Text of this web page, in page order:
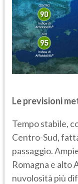
Le previsioni
Tempo stabile,
Centro-Sud,
passaggio.
Romagna e alto
nuvolosità più